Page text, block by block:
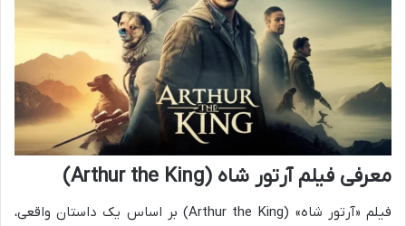
معرفی فیلم آرتور شاه (Arthur the King)
فیلم «آرتور شاه» (Arthur the King) بر اساس یک داستان واقعی،